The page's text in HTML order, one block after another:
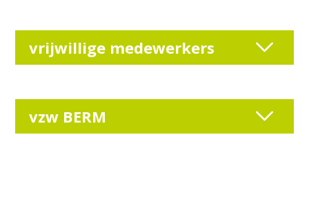
vrijwillige medewerkers
vzw BERM